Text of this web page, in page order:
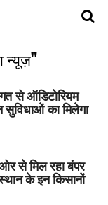
न्यूज़"
से ऑडिटोरियम
का मिलेगा
से मिल रहा बंपर
के इन किसानों